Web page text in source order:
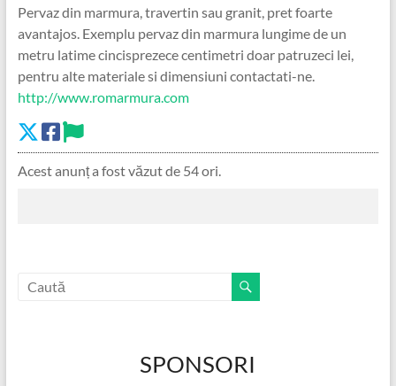
Pervaz din marmura, travertin sau granit, pret foarte
avantajos. Exemplu pervaz din marmura lungime de un
metru latime cincisprezece centimetri doar patruzeci lei,
pentru alte materiale si dimensiuni contactati-ne.
http://www.romarmura.com
Acest anunț a fost văzut de 54 ori.
SPONSORI